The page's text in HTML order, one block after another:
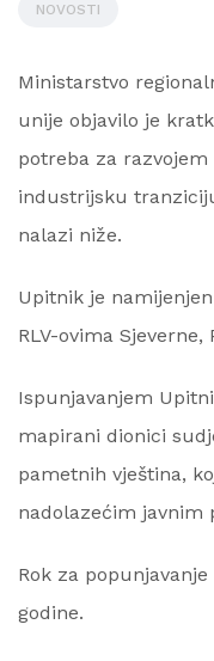
NOVOSTI
Ministarstvo
unije objavilo je
potreba za
industrijsku
nalazi niže.
Upitnik je
RLV-ovima
Ispunjavanjem
mapirani dionici
pametnih vještina,
nadolazećim javnim
Rok za
godine.